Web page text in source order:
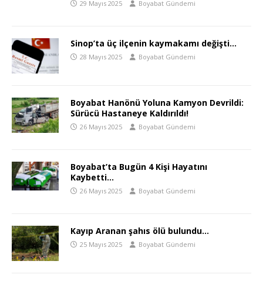
29 Mayıs 2025 Boyabat Gündemi
Sinop’ta üç ilçenin kaymakamı değişti…
28 Mayıs 2025 Boyabat Gündemi
Boyabat Hanönü Yoluna Kamyon Devrildi:
Sürücü Hastaneye Kaldırıldı!
26 Mayıs 2025 Boyabat Gündemi
Boyabat’ta Bugün 4 Kişi Hayatını
Kaybetti…
26 Mayıs 2025 Boyabat Gündemi
Kayıp Aranan şahıs ölü bulundu…
25 Mayıs 2025 Boyabat Gündemi